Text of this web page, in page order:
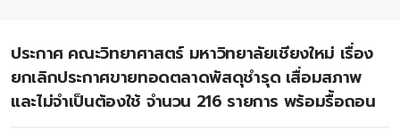
ประกาศ คณะวิทยาศาสตร์ มหาวิทยาลัยเชียงใหม่ เรื่อง
ยกเลิกประกาศขายทอดตลาดพัสดุชำรุด เสื่อมสภาพ
และไม่จำเป็นต้องใช้ จำนวน 216 รายการ พร้อมรื้อถอน